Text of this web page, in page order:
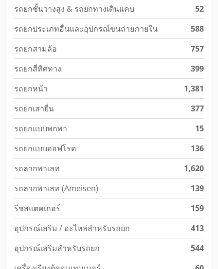
รถยกชั้นวางสูง & รถยกทางเดินแคบ
52
รถยกประเภทอื่นและอุปกรณ์ขนถ่ายภายใน
588
รถยกสามล้อ
757
รถยกสี่ทิศทาง
399
รถยกหน้า
1,381
รถยกเสายื่น
377
รถยกแบบพกพา
15
รถยกแบบออฟโรด
136
รถลากพาเลท
1,620
รถลากพาเลท (Ameisen)
139
รีชสแตคเกอร์
159
อุปกรณ์เสริม / อะไหล่สำหรับรถยก
413
อุปกรณ์เสริมสำหรับรถยก
544